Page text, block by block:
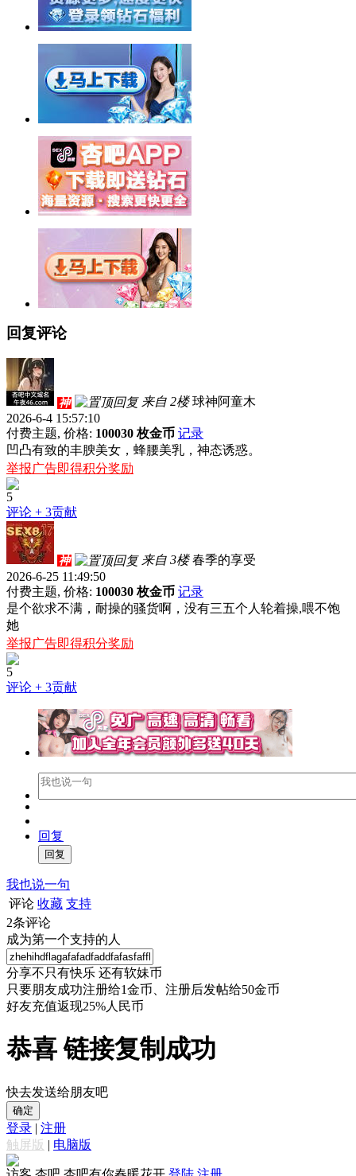
回复评论
神 来自 2楼 球神阿童木
2026-6-4 15:57:10
付费主题, 价格: 100030 枚金币 记录
凹凸有致的丰腴美女，蜂腰美乳，神态诱惑。
举报广告即得积分奖励
5
评论 + 3贡献
神 来自 3楼 春季的享受
2026-6-25 11:49:50
付费主题, 价格: 100030 枚金币 记录
是个欲求不满，耐操的骚货啊，没有三五个人轮着操,喂不饱
她
举报广告即得积分奖励
5
评论 + 3贡献
回复
我也说一句
评论 收藏 支持
2条评论
成为第一个支持的人
分享不只有快乐 还有软妹币
只要朋友成功注册给1金币、注册后发帖给50金币
好友充值返现25%人民币
恭喜 链接复制成功
快去发送给朋友吧
确定
登录 | 注册
触屏版 | 电脑版